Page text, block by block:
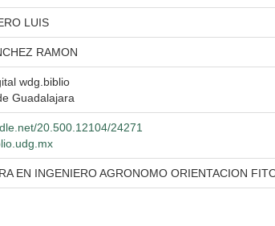
LUIS
RAMON
wdg.biblio
Guadalajara
20.500.12104/24271
EN INGENIERO AGRONOMO ORIENTACION